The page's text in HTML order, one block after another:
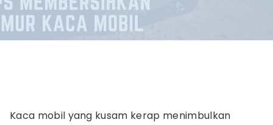
Kaca mobil yang kusam kerap menimbulkan